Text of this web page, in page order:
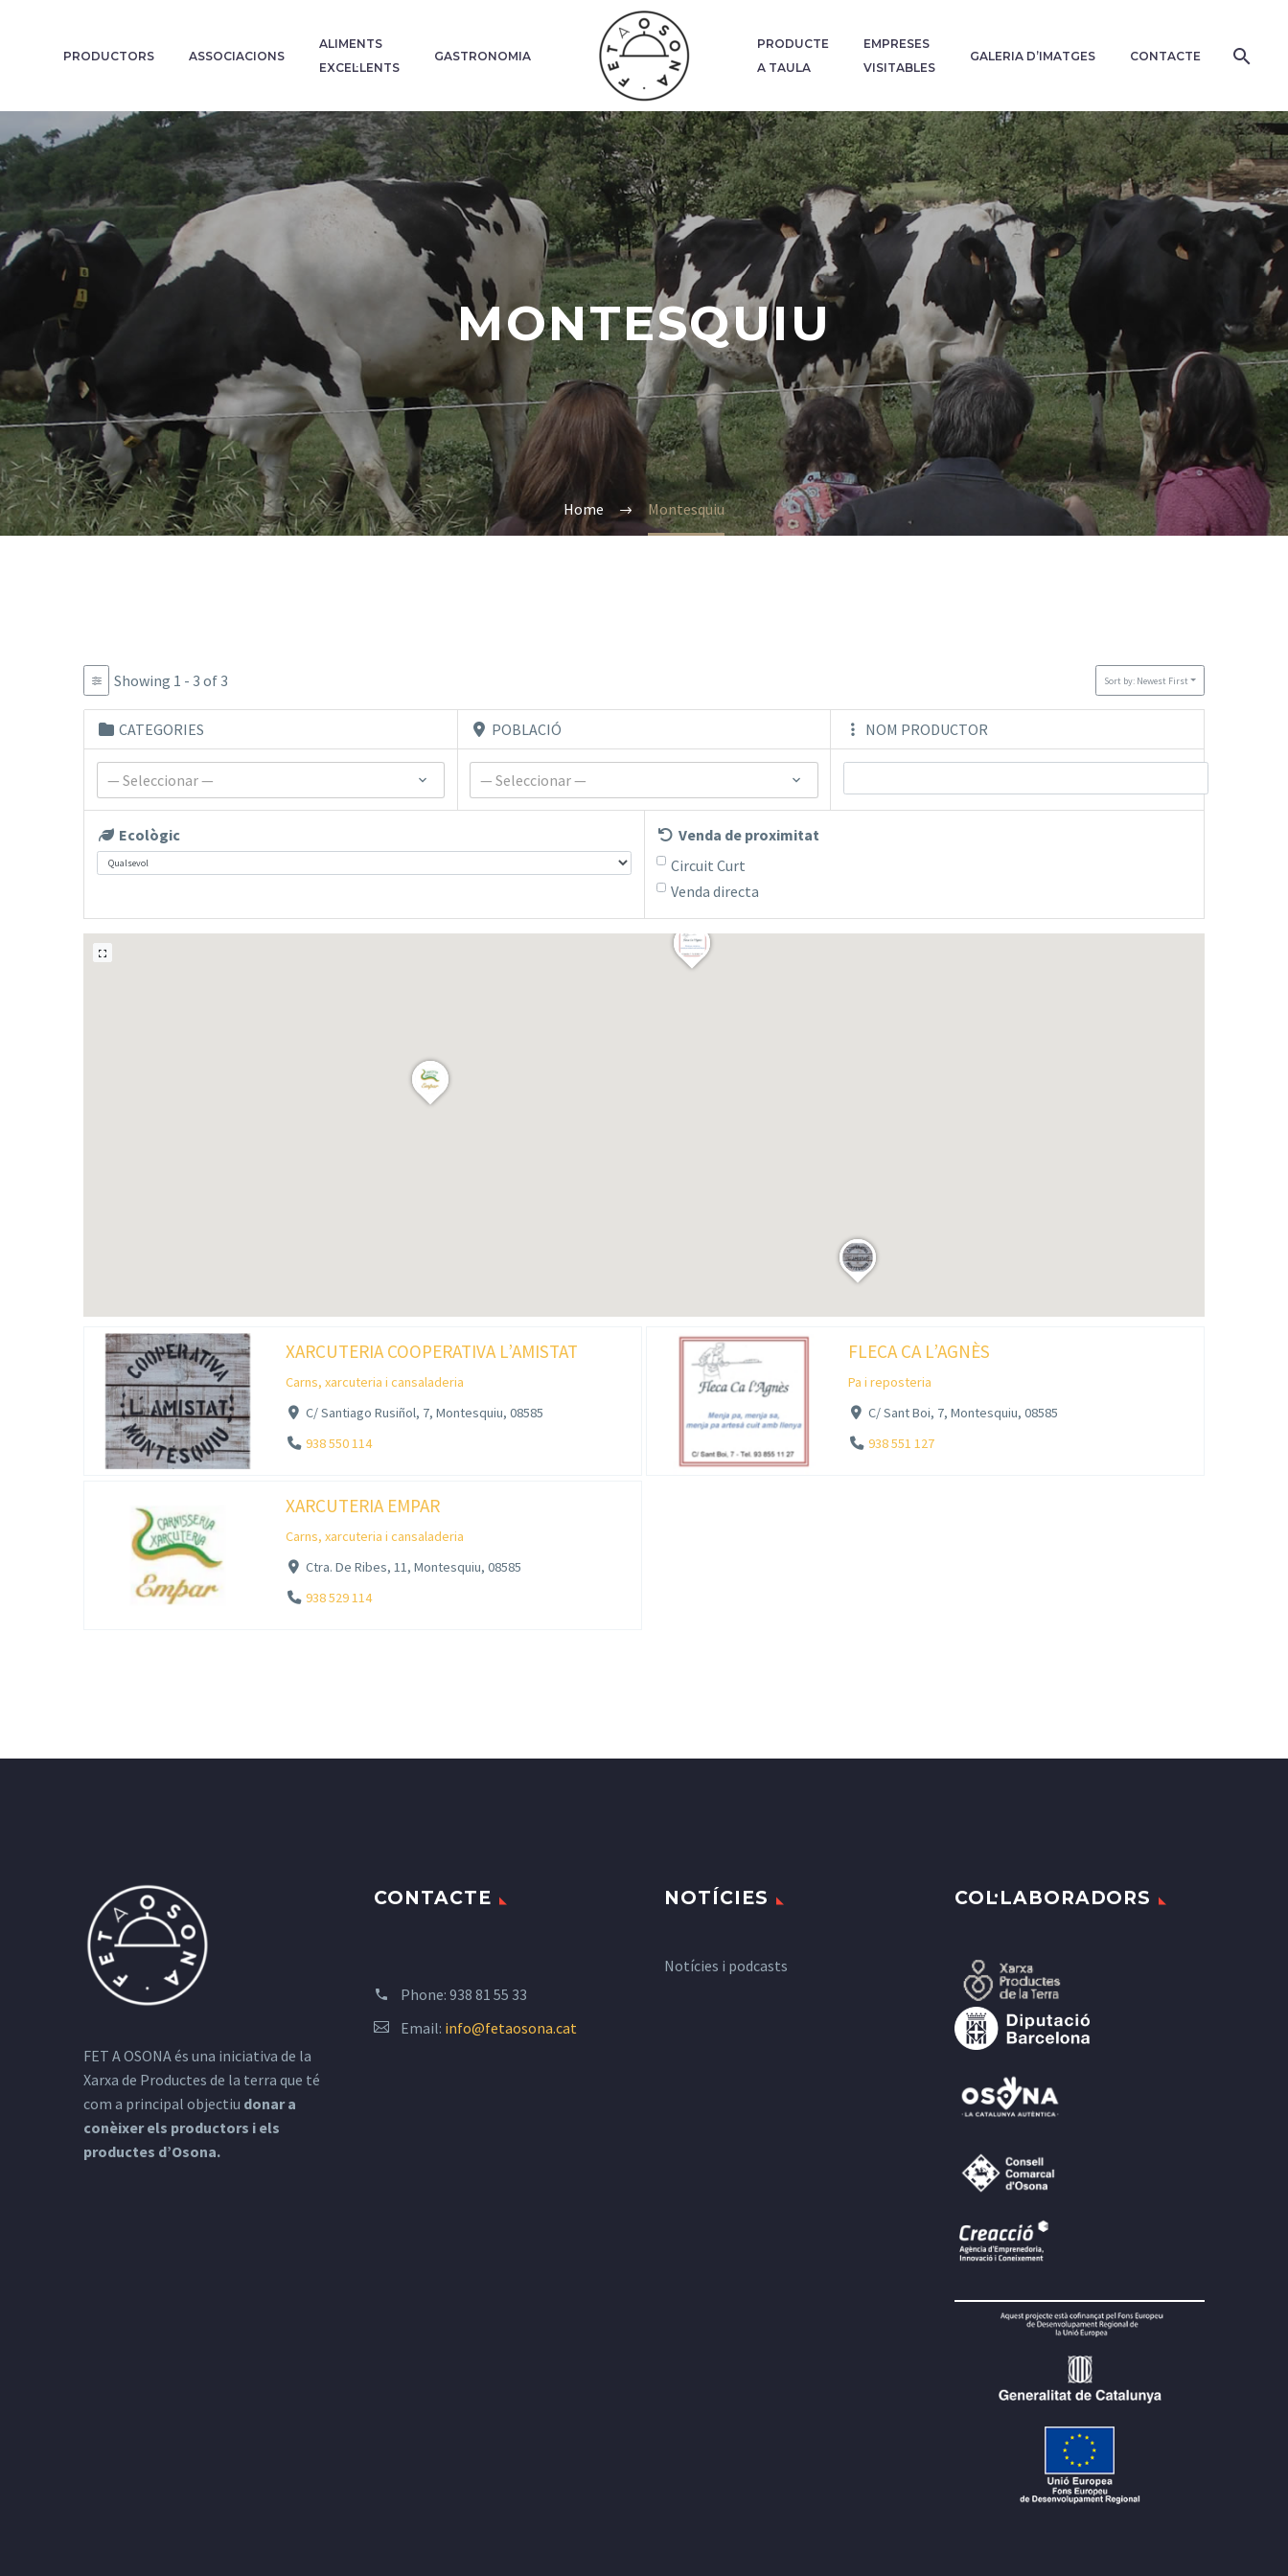
PRODUCTORS ASSOCIACIONS
ALIMENTS
EXCEL·LENTS
GASTRONOMIA
PRODUCTE
A TAULA
EMPRESES
VISITABLES
GALERIA D’IMATGES CONTACTE
MONTESQUIU
Home Montesquiu
Showing 1 - 3 of 3 Sort by: Newest First
CATEGORIES
— Seleccionar —
POBLACIÓ
— Seleccionar —
NOM PRODUCTOR
Ecològic
Venda de proximitat
Circuit Curt
Venda directa
XARCUTERIA COOPERATIVA L’AMISTAT
Carns, xarcuteria i cansaladeria
C/ Santiago Rusiñol, 7, Montesquiu, 08585
938 550 114
FLECA CA L’AGNÈS
Pa i reposteria
C/ Sant Boi, 7, Montesquiu, 08585
938 551 127
XARCUTERIA EMPAR
Carns, xarcuteria i cansaladeria
Ctra. De Ribes, 11, Montesquiu, 08585
938 529 114
FET A OSONA és una iniciativa de la
Xarxa de Productes de la terra que té
com a principal objectiu donar a
conèixer els productors i els
productes d’Osona.
CONTACTE
Phone: 938 81 55 33
Email: info@fetaosona.cat
NOTÍCIES
Notícies i podcasts
COL·LABORADORS